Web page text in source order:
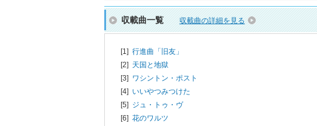
収載曲一覧 収載曲の詳細を見る
[1] 行進曲「旧友」
[2] 天国と地獄
[3] ワシントン・ポスト
[4] いいやつみつけた
[5] ジュ・トゥ・ヴ
[6] 花のワルツ